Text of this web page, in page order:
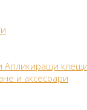
Апликиращи клещи
и аксесоари